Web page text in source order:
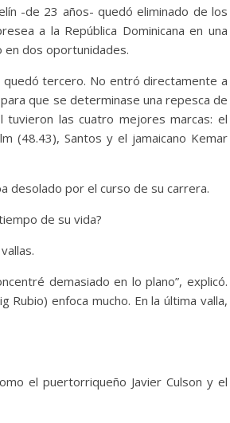
-de 23 años- quedó eliminado de los
a la República Dominicana en una
en dos oportunidades.
quedó tercero. No entró directamente a
que se determinase una repesca de
las cuatro mejores marcas: el
(48.43), Santos y el jamaicano Kemar
desolado por el curso de su carrera.
de su vida?
demasiado en lo plano”, explicó.
enfoca mucho. En la última valla,
el puertorriqueño Javier Culson y el